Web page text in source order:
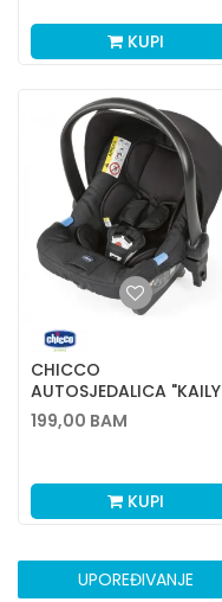
KUPI
CHICCO
AUTOSJEDALICA "KAILY
SA BAZOM BEST FRIEND
PRO
199,00 BAM
KUPI
UPOREĐIVANJE